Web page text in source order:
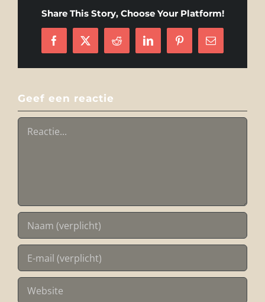
Share This Story, Choose Your Platform!
Facebook
X Reddit LinkedInPinterest
E-
mail
Geef een reactie
Reactie